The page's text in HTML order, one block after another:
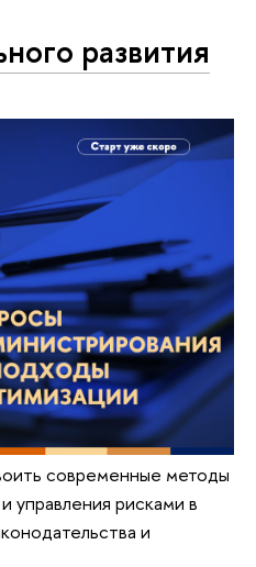
развития
современные методы
управления рисками в
и